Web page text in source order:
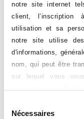
notre site internet
client, l’inscription
utilisation et sa
notre site utilise
d'informations,
nom, qui peut être
sur lequel vous
conservera
cookies nécessaires
Nécessaires